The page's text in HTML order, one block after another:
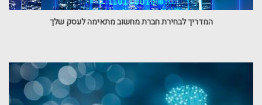
המדריך לבחירת חברת מחשוב מתאימה לעסק שלך